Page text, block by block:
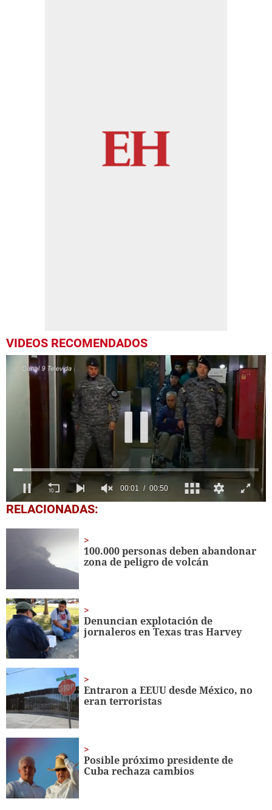
VIDEOS RECOMENDADOS
0
seconds
seconds
RELACIONADAS:
100.000 personas deben abandonar
zona de peligro de volcán
Denuncian explotación de
jornaleros en Texas tras Harvey
Entraron a EEUU desde México, no
eran terroristas
Posible próximo presidente de
Cuba rechaza cambios